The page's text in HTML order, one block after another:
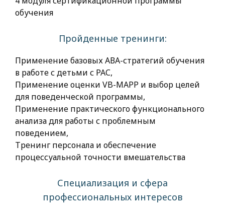
обучения
Пройденные тренинги:
Применение базовых АВА-стратегий обучения
в работе с детьми с РАС,
Применение оценки VB-MAPP и выбор целей
для поведенческой программы,
Применение практического функционального
анализа для работы с проблемным
поведением,
Тренинг персонала и обеспечение
процессуальной точности вмешательства
Специализация и сфера
профессиональных интересов